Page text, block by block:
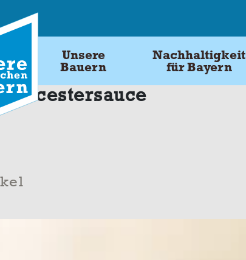
Unsere
Bauern
Nachhaltigkeit
für Bayern
Worcestersauce